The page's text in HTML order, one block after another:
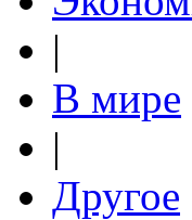
|
В мире
|
Другое